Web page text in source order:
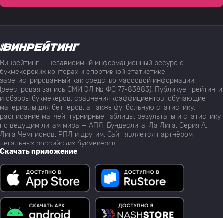
Винрейтинг — независимый информационный ресурс о
букмекерских конторах и спортивной статистике,
зарегистрированный как средство массовой информации
(реестровая запись СМИ ЭЛ № ФС 77-83883). Публикует рейтинги
и обзоры букмекеров, сравнения коэффициентов, обучающие
материалы для беттеров, а также футбольную статистику:
расписание матчей, турнирные таблицы, результаты и статистику
по ведущим лигам мира — АПЛ, Бундеслига, Ла Лига, Серия А,
Лига Чемпионов, РПЛ и другим. Сайт является партнёром
легальных российских букмекеров.
Скачать приложение